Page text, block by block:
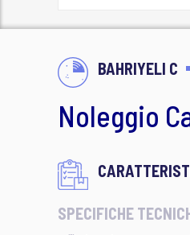
BAHRIYELI C
Noleggio
SPECIFICHE